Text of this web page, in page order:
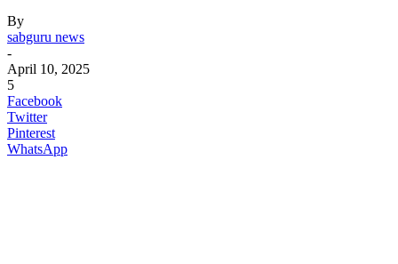
By
sabguru news
-
April 10, 2025
5
Facebook
Twitter
Pinterest
WhatsApp